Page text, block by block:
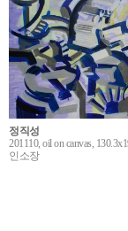
정직성
201110, oil on canvas,
인소장